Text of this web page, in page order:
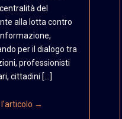
del
alla lotta contro
per il dialogo tra
professionisti
cittadini […]
l'articolo →